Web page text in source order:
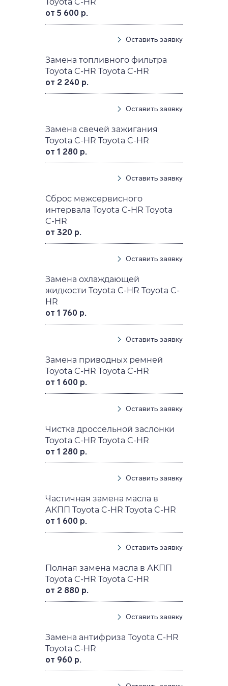
от 5 600 р.
Оставить заявку
Замена топливного фильтра
Toyota C-HR Toyota C-HR
от 2 240 р.
Оставить заявку
Замена свечей зажигания
Toyota C-HR Toyota C-HR
от 1 280 р.
Оставить заявку
Сброс межсервисного
интервала Toyota C-HR Toyota
C-HR
от 320 р.
Оставить заявку
Замена охлаждающей
жидкости Toyota C-HR Toyota C-
HR
от 1 760 р.
Оставить заявку
Замена приводных ремней
Toyota C-HR Toyota C-HR
от 1 600 р.
Оставить заявку
Чистка дроссельной заслонки
Toyota C-HR Toyota C-HR
от 1 280 р.
Оставить заявку
Частичная замена масла в
АКПП Toyota C-HR Toyota C-HR
от 1 600 р.
Оставить заявку
Полная замена масла в АКПП
Toyota C-HR Toyota C-HR
от 2 880 р.
Оставить заявку
Замена антифриза Toyota C-HR
Toyota C-HR
от 960 р.